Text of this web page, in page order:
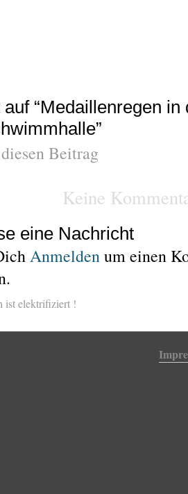
“Medaillenregen
Beitrag
Keine
eine Nachricht
Anmeldenum einen
ist elektrifiziert !